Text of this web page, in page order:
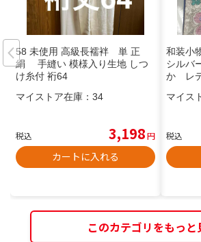
58 未使用 高級長襦袢 単 正
絹 手縫い 模様入り生地 しつ
け糸付 裄64
マイストア在庫： 34
税込 3,198円
カートに入れる
和装
シル
か レ
マイス
税込
このカテゴリをもっと